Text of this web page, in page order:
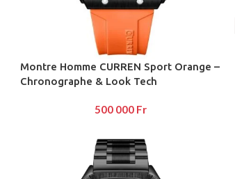
Montre Homme CURREN Sport Orange –
Chronographe & Look Tech
500 000 Fr